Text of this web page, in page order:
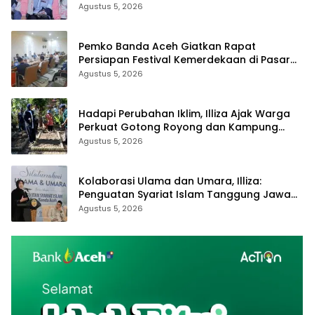
Agustus 5, 2026
Pemko Banda Aceh Giatkan Rapat
Persiapan Festival Kemerdekaan di Pasar
Atjeh
Agustus 5, 2026
Hadapi Perubahan Iklim, Illiza Ajak Warga
Perkuat Gotong Royong dan Kampung
Proklim
Agustus 5, 2026
Kolaborasi Ulama dan Umara, Illiza:
Penguatan Syariat Islam Tanggung Jawab
Bersama
Agustus 5, 2026